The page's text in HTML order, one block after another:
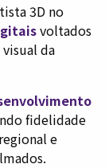
3D no
voltados
da
fidelidade
e